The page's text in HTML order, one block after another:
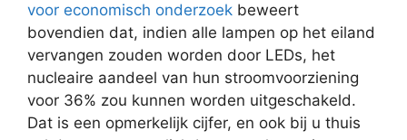
voor economisch onderzoek beweert
bovendien dat, indien alle lampen op het eiland
vervangen zouden worden door LEDs, het
nucleaire aandeel van hun stroomvoorziening
voor 36% zou kunnen worden uitgeschakeld.
Dat is een opmerkelijk cijfer, en ook bij u thuis